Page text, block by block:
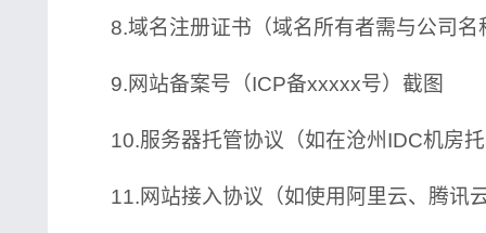
8.域名注册证书（域名所有者需与公司名
9.网站备案号（ICP备xxxxx号）截图
10.服务器托管协议（如在沧州IDC机房
11.网站接入协议（如使用阿里云、腾讯